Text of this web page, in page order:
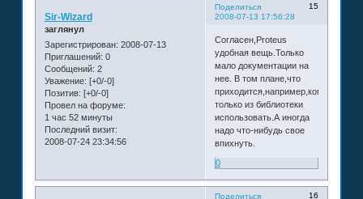
Поделиться
15
2008-07-13 17:56:28
Sir-Wizard
заглянул
Зарегистрирован: 2008-07-13
Приглашений: 0
Сообщений: 2
Уважение: [+0/-0]
Позитив: [+0/-0]
Провел на форуме:
1 час 52 минуты
Последний визит:
2008-07-24 23:34:56
Согласен,Proteus
удобная вещь.Только
мало документации на
нее. В том плане,что
приходится,например,компоненты
только из библиотеки
использовать.А иногда
надо что-нибудь свое
впихнуть.
0
Поделиться
16